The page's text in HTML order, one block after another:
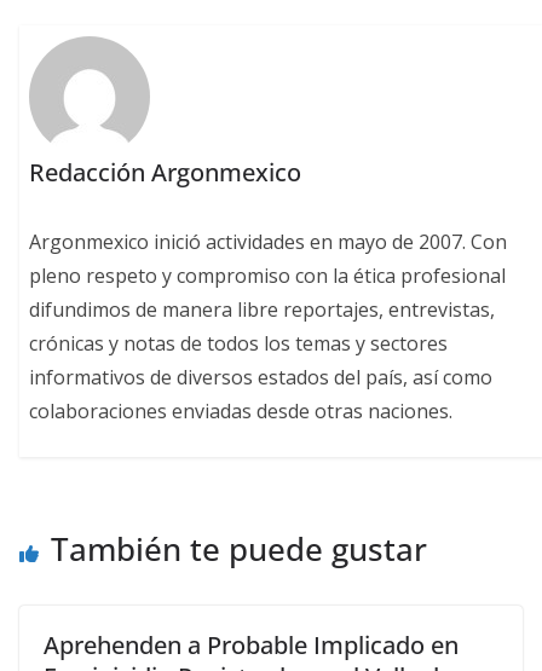
Redacción Argonmexico
Argonmexico inició actividades en mayo de 2007. Con
pleno respeto y compromiso con la ética profesional
difundimos de manera libre reportajes, entrevistas,
crónicas y notas de todos los temas y sectores
informativos de diversos estados del país, así como
colaboraciones enviadas desde otras naciones.
También te puede gustar
Aprehenden a Probable Implicado en